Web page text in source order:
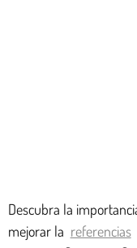
Descubra la
mejorar la referencias